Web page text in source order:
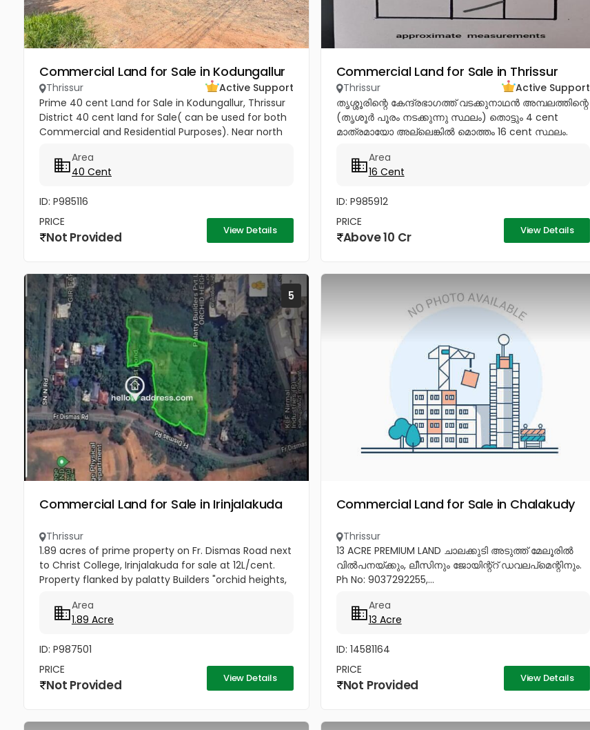
Commercial Land for Sale in Kodungallur
Thrissur
Active Support
Prime 40 cent Land for Sale in Kodungallur, Thrissur
District 40 cent land for Sale( can be used for both
Commercial and Residential Purposes). Near north
to NH Opening...
Area
40 Cent
ID: P985116
PRICE
Not Provided View Details
Commercial Land for Sale in Thrissur
Thrissur
Active Support
തൃശ്ശൂരിന്റെ കേന്ദ്രഭാഗത്ത് വടക്കുനാഥൻ അമ്പലത്തിന്റെ
(തൃശൂർ പൂരം നടക്കുന്നു സ്ഥലം) തൊട്ടും 4 cent
മാത്രമായോ അല്ലെങ്കിൽ മൊത്തം 16 cent സ്ഥലം.
demolished Total Price -20...
Area
16 Cent
ID: P985912
PRICE
Above 10 Cr View Details
5
Commercial Land for Sale in Irinjalakuda
Thrissur
1.89 acres of prime property on Fr. Dismas Road next
to Christ College, Irinjalakuda for sale at 12L/cent.
Property flanked by palatty Builders "orchid heights,
College....
Area
1.89 Acre
ID: P987501
PRICE
Not Provided View Details
Commercial Land for Sale in Chalakudy
Thrissur
13 ACRE PREMIUM LAND ചാലക്കുടി അടുത്ത് മേലൂരിൽ
വിൽപനയ്ക്കും, ലീസിനും ജോയിന്റ്റ് ഡവലപ്മെന്റിനും.
Ph No: 9037292255,...
Area
13 Acre
ID: 14581164
PRICE
Not Provided View Details